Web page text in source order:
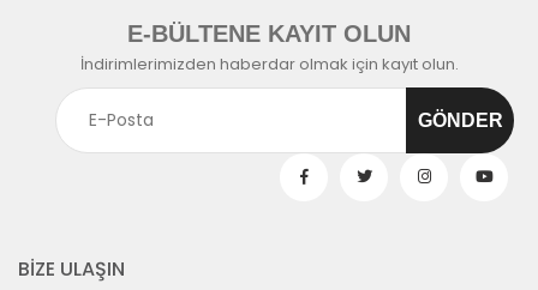
E-BÜLTENE KAYIT OLUN
İndirimlerimizden haberdar olmak için kayıt olun.
BİZE ULAŞIN